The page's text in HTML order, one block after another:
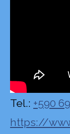
Tel.: +590
https://